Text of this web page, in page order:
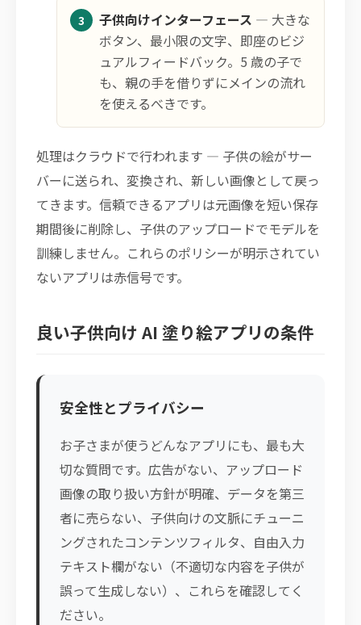
子供向けインターフェース — 大きな
ボタン、最小限の文字、即座のビジ
ュアルフィードバック。5 歳の子で
も、親の手を借りずにメインの流れ
を使えるべきです。
処理はクラウドで行われます — 子供の絵がサー
バーに送られ、変換され、新しい画像として戻っ
てきます。信頼できるアプリは元画像を短い保存
期間後に削除し、子供のアップロードでモデルを
訓練しません。これらのポリシーが明示されてい
ないアプリは赤信号です。
良い子供向け AI 塗り絵アプリの条件
安全性とプライバシー
お子さまが使うどんなアプリにも、最も大
切な質問です。広告がない、アップロード
画像の取り扱い方針が明確、データを第三
者に売らない、子供向けの文脈にチューニ
ングされたコンテンツフィルタ、自由入力
テキスト欄がない（不適切な内容を子供が
誤って生成しない）、これらを確認してく
ださい。